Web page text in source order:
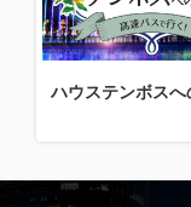
ハウステンボスへ